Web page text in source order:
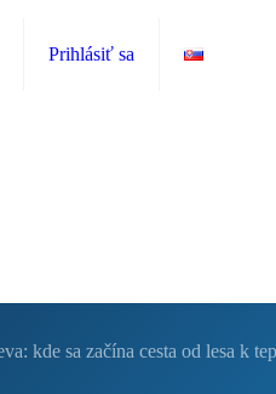
Prihlásiť sa
kde sa začína cesta od lesa k